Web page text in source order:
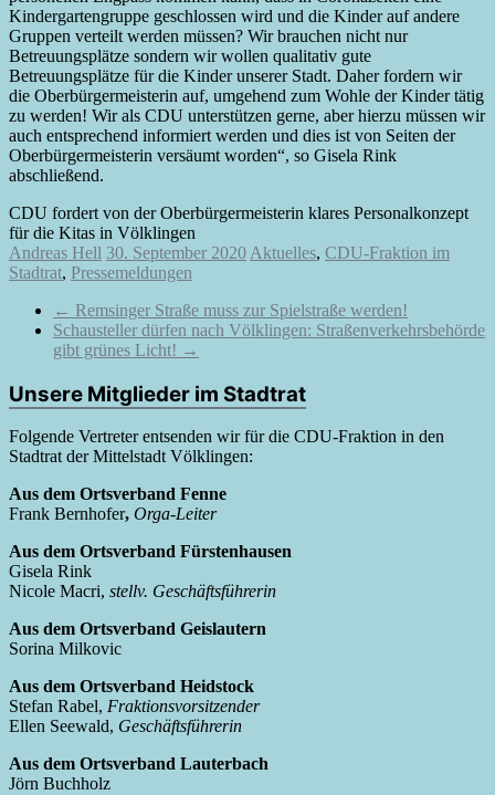
Kindergartengruppe geschlossen wird und die Kinder auf andere
Gruppen verteilt werden müssen? Wir brauchen nicht nur
Betreuungsplätze sondern wir wollen qualitativ gute
Betreuungsplätze für die Kinder unserer Stadt. Daher fordern wir
die Oberbürgermeisterin auf, umgehend zum Wohle der Kinder tätig
zu werden! Wir als CDU unterstützen gerne, aber hierzu müssen wir
auch entsprechend informiert werden und dies ist von Seiten der
Oberbürgermeisterin versäumt worden“, so Gisela Rink
abschließend.
CDU fordert von der Oberbürgermeisterin klares Personalkonzept
für die Kitas in Völklingen
Andreas Hell 30. September 2020 Aktuelles, CDU-Fraktion im
Stadtrat, Pressemeldungen
← Remsinger Straße muss zur Spielstraße werden!
Schausteller dürfen nach Völklingen: Straßenverkehrsbehörde
gibt grünes Licht! →
Unsere Mitglieder im Stadtrat
Folgende Vertreter entsenden wir für die CDU-Fraktion in den
Stadtrat der Mittelstadt Völklingen:
Aus dem Ortsverband Fenne
Frank Bernhofer, Orga-Leiter
Aus dem Ortsverband Fürstenhausen
Gisela Rink
Nicole Macri, stellv. Geschäftsführerin
Aus dem Ortsverband Geislautern
Sorina Milkovic
Aus dem Ortsverband Heidstock
Stefan Rabel, Fraktionsvorsitzender
Ellen Seewald, Geschäftsführerin
Aus dem Ortsverband Lauterbach
Jörn Buchholz